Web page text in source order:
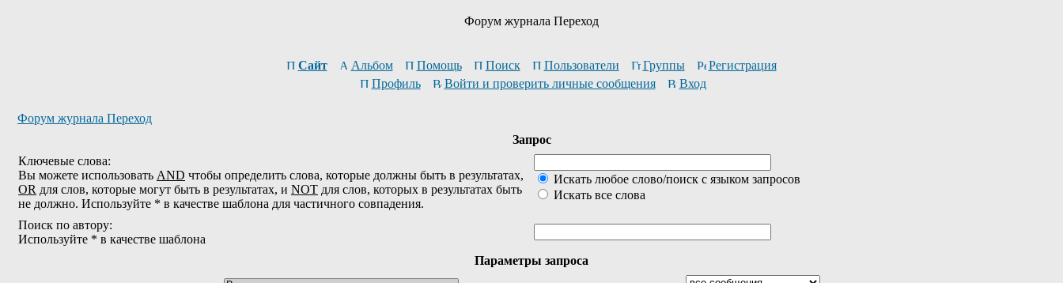
Форум журнала Переход
Сайт Альбом Помощь Поиск Пользователи Группы
Регистрация
Профиль
Войти и проверить личные сообщения Вход
Форум журнала Переход
Запрос
Ключевые слова:
Вы можете использовать AND чтобы определить слова, которые должны быть в результатах,
OR для слов, которые могут быть в результатах, и NOT для слов, которых в результатах быть
не должно. Используйте * в качестве шаблона для частичного совпадения.
Искать любое слово/поиск с языком запросов
Искать все слова
Поиск по автору:
Используйте * в качестве шаблона
Параметры запроса